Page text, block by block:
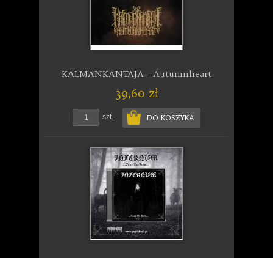
KALMANKANTAJA - Autumnheart
39,60 zł
szt. DO KOSZYKA